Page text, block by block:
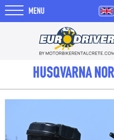
MENU
VÉHICULES
QUI SOMMES-NOUS
HUSQVARNA